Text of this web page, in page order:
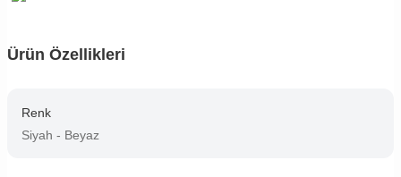
Ürün Özellikleri
Renk
Siyah - Beyaz